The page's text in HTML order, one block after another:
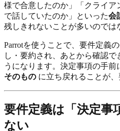
様で合意したのか」「クライア
で話していたのか」といった会
残しきれないことが多いのでは
Parrotを使うことで、要件定義
し・要約され、あとから確認で
うになります。決定事項の手前
そのもの に立ち戻れることが、
要件定義は「決定事
ない